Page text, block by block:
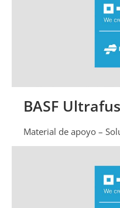
BASF
Material de apoyo –